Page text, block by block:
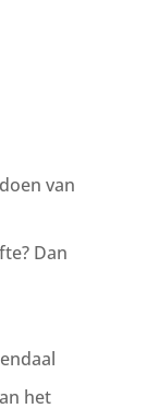
van
Dan
het